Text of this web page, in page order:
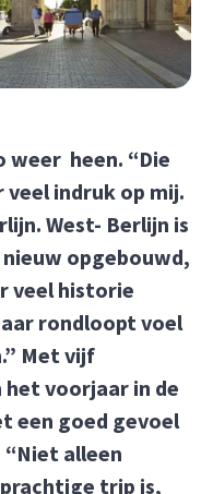
weer heen. “Die
indruk op mij.
West- Berlijn is
opgebouwd,
veel historie
rondloopt voel
Met vijf
voorjaar in de
een goed gevoel
alleen
trip is,